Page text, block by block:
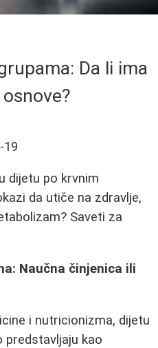
Da li ima
19
dijetu po krvnim
da utiče na zdravlje,
Saveti za
Naučna činjenica ili
i nutricionizma, dijetu
predstavljaju kao